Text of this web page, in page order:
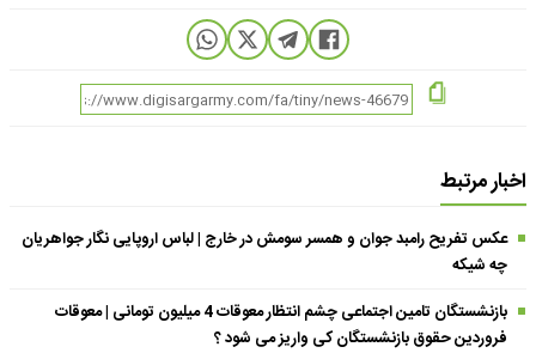
اخبار مرتبط
عکس تفریح رامبد جوان و همسر سومش در خارج | لباس اروپایی نگار جواهریان
چه شیکه
بازنشستگان تامین اجتماعی چشم انتظار معوقات 4 میلیون تومانی | معوقات
فروردین حقوق بازنشستگان کی واریز می شود ؟